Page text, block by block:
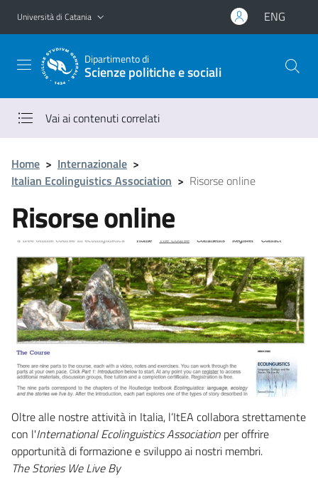
Vai al contenuto principale
Vai al menu di navigazione
Università di Catania ENG
Dipartimento di
Scienze politiche e sociali
Vai ai contenuti correlati
Home > Internazionale >
Italian Ecolinguistics Association > Risorse online
Risorse online
Oltre alle nostre attività in Italia, l’ItEA collabora strettamente
con l'International Ecolinguistics Association per offrire
opportunità di formazione e sviluppo ai nostri membri.
The Stories We Live By